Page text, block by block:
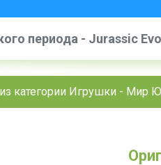
периода - Jurassic
категории Игрушки - Мир